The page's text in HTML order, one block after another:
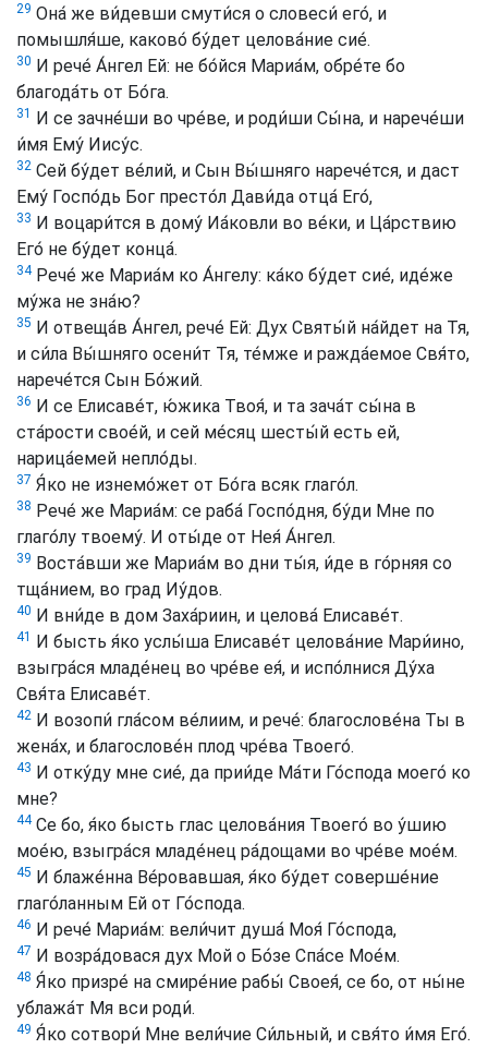
29 Oна́ же ви́девши смути́ся о словеси́ eго́, и
помышля́ше, каково́ бу́дет целова́ние сие́.
30 И рече́ А́нгел Eй: не бо́йся Мариа́м, обре́те бо
благода́ть от Бо́га.
31
И се зачне́ши во чре́ве, и роди́ши Сы́на, и нарече́ши
и́мя Eму́ Иису́с.
32 Сей бу́дет ве́лий, и Сын Вы́шняго нарече́тся, и даст
Eму́ Госпо́дь Бог престо́л Дави́да oтца́ Eго́,
33 И воцари́тся в дому́ Иа́ковли во ве́ки, и Ца́рствию
Eго́ не бу́дет конца́.
34Рече́ же Мариа́м ко А́нгелу: ка́ко бу́дет сие́, иде́же
му́жа не зна́ю?
35 И отвеща́в А́нгел, рече́ Eй: Дух Святы́й на́йдет на Тя,
и си́ла Вы́шняго осени́т Тя, те́мже и ражда́емое Свя́то,
нарече́тся Сын Бо́жий.
36 И се Eлисаве́т, ю́жика Твоя́, и та зача́т сы́на в
ста́рости свое́й, и сей ме́сяц шесты́й eсть eй,
нарица́емей непло́ды.
37 Я́ко не изнемо́жет от Бо́га всяк глаго́л.
38 Рече́ же Мариа́м: се раба́ Госпо́дня, бу́ди Мне по
глаго́лу твоему́. И оты́де от Нея́ А́нгел.
39 Воста́вши же Мариа́м во дни ты́я, и́де в го́рняя со
тща́нием, во град Иу́дов.
40 И вни́де в дом Заха́риин, и целова́ Елисаве́т.
41
И бысть я́ко услы́ша Елисаве́т целова́ние Мари́ино,
взыгра́ся младе́нец во чре́ве ея́, и испо́лнися Ду́ха
Свя́та Елисаве́т.
42 И возопи́ гла́сом ве́лиим, и рече́: благослове́на Ты в
жена́х, и благослове́н плод чре́ва Твоего́.
43 И отку́ду мне сие́, да прии́де Ма́ти Го́спода моего́ ко
мне?
44Се бо, я́ко бысть глас целова́ния Твоего́ во у́шию
мое́ю, взыгра́ся младе́нец ра́дощами во чре́ве мое́м.
45 И блаже́нна Ве́ровавшая, я́ко бу́дет соверше́ние
глаго́ланным Ей от Го́спода.
46 И рече́ Мариа́м: вели́чит душа́ Моя́ Го́спода,
47 И возра́довася дух Мой о Бо́зе Спа́се Мое́м.
48 Я́ко призре́ на смире́ние рабы́ Своея́, се бо, от ны́не
ублажа́т Мя вси роди́.
49 Я́ко сотвори́ Мне вели́чие Си́льный, и свя́то и́мя Его́.